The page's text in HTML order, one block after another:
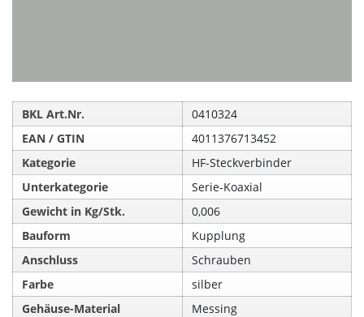
BKL Art.Nr.
0410324
EAN / GTIN
4011376713452
Kategorie
HF-Steckverbinder
Unterkategorie
Serie-Koaxial
Gewicht in Kg/Stk.
0,006
Bauform
Kupplung
Anschluss
Schrauben
Farbe
silber
Gehäuse-Material
Messing